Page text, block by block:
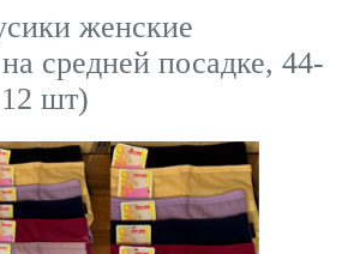
женские
средней посадке, 44-
шт)